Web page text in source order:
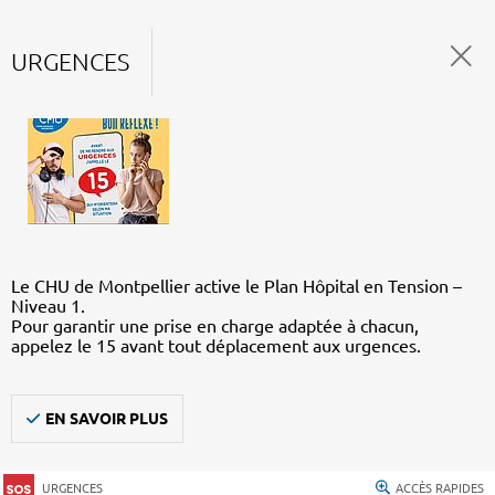
URGENCES
Le CHU de Montpellier active le Plan Hôpital en Tension –
Niveau 1.
Pour garantir une prise en charge adaptée à chacun,
appelez le 15 avant tout déplacement aux urgences.
EN SAVOIR PLUS
URGENCES ACCÈS RAPIDES